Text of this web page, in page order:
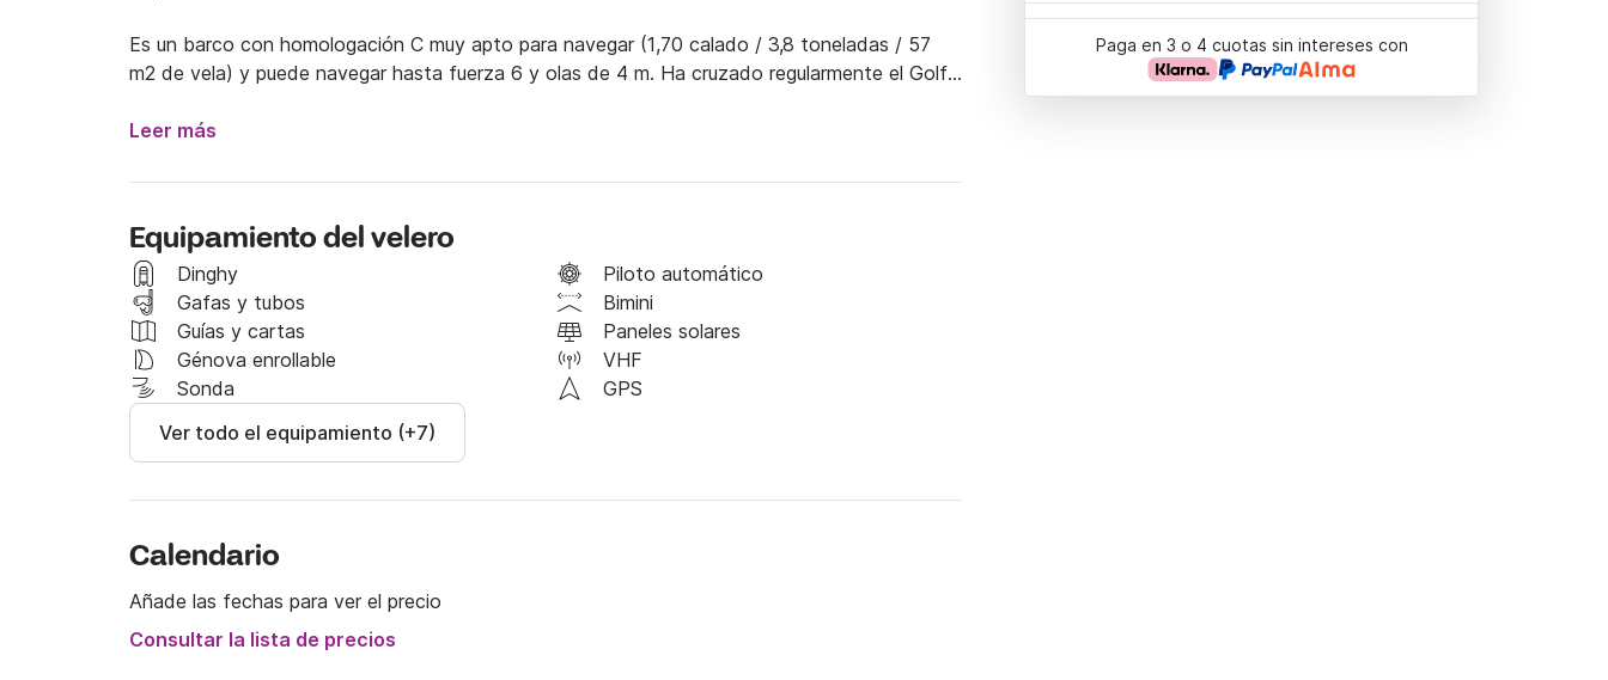
Es un barco con homologación C muy apto para navegar (1,70 calado / 3,8 toneladas / 57
m2 de vela) y puede navegar hasta fuerza 6 y olas de 4 m. Ha cruzado regularmente el Golfo
Jarcia nueva, techo rígido/anexo/baliza EPIRB/foque atirantado/enrollador/balcones de
Cocina de 3 fuegos + grill + horno/nevera/agua a presión, etc.
6 plazas para dormir 1 camarote de proa con WC y ducha/lavabo
Para más información sobre el barco o la región, los invito a contactarme directamente vía
Leer más
Equipamiento del velero
Dinghy
Piloto automático
Gafas y tubos
Bimini
Guías y cartas
Paneles solares
Génova enrollable
VHF
Sonda
GPS
Ver todo el equipamiento (+7)
Calendario
Añade las fechas para ver el precio
Consultar la lista de precios
Paga en 3 o 4 cuotas sin intereses con